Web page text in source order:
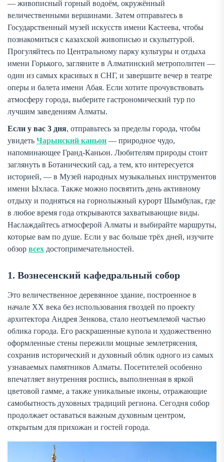
— живописный горный водоём, окружённый
величественными вершинами. Затем отправьтесь в
Государственный музей искусств имени Кастеева, чтобы
познакомиться с казахской живописью и скульптурой.
Прогуляйтесь по Центральному парку культуры и отдыха
имени Горького, загляните в Алматинский метрополитен —
один из самых красивых в СНГ, и завершите вечер в театре
оперы и балета имени Абая. Если хотите прочувствовать
атмосферу города, выберите гастрономический тур по
лучшим заведениям Алматы.
Если у вас 3 дня, отправьтесь за пределы города, чтобы
увидеть Чарынский каньон — природное чудо,
напоминающее Гранд-Каньон. Любителям природы стоит
заглянуть в Ботанический сад, а тем, кто интересуется
историей, — в Музей народных музыкальных инструментов
имени Ыхласа. Также можно посвятить день активному
отдыху и подняться на горнолыжный курорт Шымбулак, где
в любое время года открываются захватывающие виды.
Наслаждайтесь атмосферой Алматы и выбирайте маршруты,
которые вам по душе. Если у вас больше трёх дней, изучите
обзор всех достопримечательностей.
1. Вознесенский кафедральный собор
Это величественное деревянное здание, построенное в
начале XX века без использования гвоздей по проекту
архитектора Андрея Зенкова, стало неотъемлемой частью
облика города. Его раскрашенные купола и художественно
оформленные стены пережили мощные землетрясения,
сохранив исторический и духовный облик одного из самых
узнаваемых памятников Алматы. Посетителей особенно
впечатляет внутренняя роспись, выполненная в яркой
цветовой гамме, а также уникальные иконы, отражающие
самобытность духовных традиций региона. Сегодня собор
продолжает оставаться важным духовным центром,
открытым для прихожан и гостей города.